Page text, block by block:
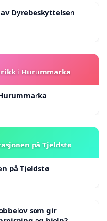
Dyrebeskyttelsen
i Hurummarka
på Tjeldstø
på Tjeldstø
som gir